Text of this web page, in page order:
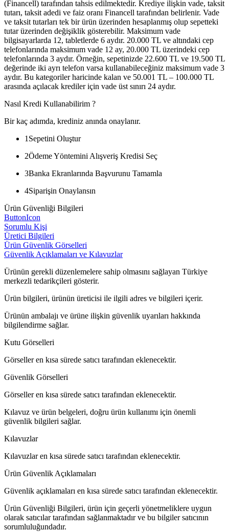
(Financell) tarafından tahsis edilmektedir. Krediye ilişkin vade, taksit
tutarı, taksit adedi ve faiz oranı Financell tarafından belirlenir. Vade
ve taksit tutarları tek bir ürün üzerinden hesaplanmış olup sepetteki
tutar üzerinden değişiklik gösterebilir. Maksimum vade
bilgisayarlarda 12, tabletlerde 6 aydır. 20.000 TL ve altındaki cep
telefonlarında maksimum vade 12 ay, 20.000 TL üzerindeki cep
telefonlarında 3 aydır. Örneğin, sepetinizde 22.600 TL ve 19.500 TL
değerinde iki ayrı telefon varsa kullanabileceğiniz maksimum vade 3
aydır. Bu kategoriler haricinde kalan ve 50.001 TL – 100.000 TL
arasında açılacak krediler için vade üst sınırı 24 aydır.
Nasıl Kredi Kullanabilirim ?
Bir kaç adımda, krediniz anında onaylanır.
1Sepetini Oluştur
2Ödeme Yöntemini Alışveriş Kredisi Seç
3Banka Ekranlarında Başvurunu Tamamla
4Siparişin Onaylansın
Ürün Güvenliği Bilgileri
ButtonIcon
Sorumlu Kişi
Üretici Bilgileri
Ürün Güvenlik Görselleri
Güvenlik Açıklamaları ve Kılavuzlar
Ürünün gerekli düzenlemelere sahip olmasını sağlayan Türkiye
merkezli tedarikçileri gösterir.
Ürün bilgileri, ürünün üreticisi ile ilgili adres ve bilgileri içerir.
Ürünün ambalajı ve ürüne ilişkin güvenlik uyarıları hakkında
bilgilendirme sağlar.
Kutu Görselleri
Görseller en kısa sürede satıcı tarafından eklenecektir.
Güvenlik Görselleri
Görseller en kısa sürede satıcı tarafından eklenecektir.
Kılavuz ve ürün belgeleri, doğru ürün kullanımı için önemli
güvenlik bilgileri sağlar.
Kılavuzlar
Kılavuzlar en kısa sürede satıcı tarafından eklenecektir.
Ürün Güvenlik Açıklamaları
Güvenlik açıklamaları en kısa sürede satıcı tarafından eklenecektir.
Ürün Güvenliği Bilgileri, ürün için geçerli yönetmeliklere uygun
olarak satıcılar tarafından sağlanmaktadır ve bu bilgiler satıcının
sorumluluğundadır.